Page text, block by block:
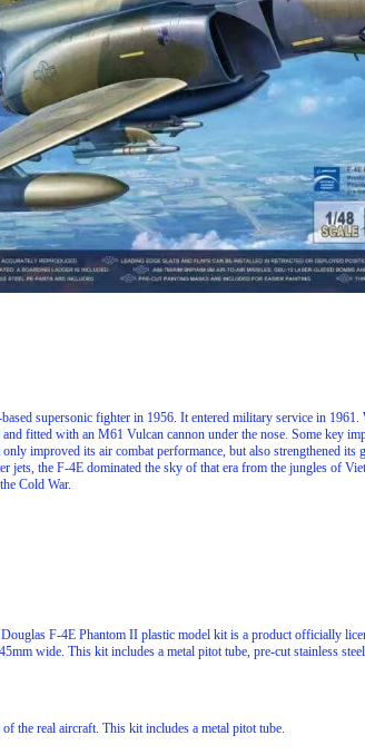
supersonic fighter in 1956. It entered military service in 1961.
fitted with an M61 Vulcan cannon under the nose. Some key
improved its air combat performance, but also strengthened its
jets, the F-4E dominated the sky of that era from the jungles of
Cold War.
F-4E Phantom II plastic model kit is a product officially
wide. This kit includes a metal pitot tube, pre-cut stainless
the real aircraft. This kit includes a metal pitot tube.